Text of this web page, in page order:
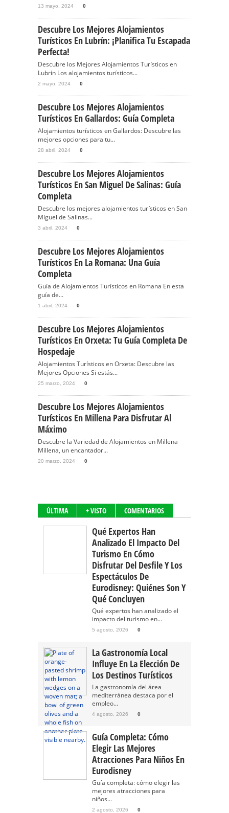
13 mayo, 2024 0
Descubre Los Mejores Alojamientos
Turísticos En Lubrín: ¡Planifica Tu Escapada
Perfecta!
Descubre los Mejores Alojamientos Turísticos en
Lubrín Los alojamientos turísticos...
2 mayo, 2024 0
Descubre Los Mejores Alojamientos
Turísticos En Gallardos: Guía Completa
Alojamientos turísticos en Gallardos: Descubre las
mejores opciones para tu...
28 abril, 2024 0
Descubre Los Mejores Alojamientos
Turísticos En San Miguel De Salinas: Guía
Completa
Descubre los mejores alojamientos turísticos en San
Miguel de Salinas...
3 abril, 2024 0
Descubre Los Mejores Alojamientos
Turísticos En La Romana: Una Guía
Completa
Guía de Alojamientos Turísticos en Romana En esta
guía de...
1 abril, 2024 0
Descubre Los Mejores Alojamientos
Turísticos En Orxeta: Tu Guía Completa De
Hospedaje
Alojamientos Turísticos en Orxeta: Descubre las
Mejores Opciones Si estás...
25 marzo, 2024 0
Descubre Los Mejores Alojamientos
Turísticos En Millena Para Disfrutar Al
Máximo
Descubre la Variedad de Alojamientos en Millena
Millena, un encantador...
20 marzo, 2024 0
ÚLTIMA + VISTO COMENTARIOS
Qué Expertos Han
Analizado El Impacto Del
Turismo En Cómo
Disfrutar Del Desfile Y Los
Espectáculos De
Eurodisney: Quiénes Son Y
Qué Concluyen
Qué expertos han analizado el
impacto del turismo en...
5 agosto, 2026 0
La Gastronomía Local
Influye En La Elección De
Los Destinos Turísticos
La gastronomía del área
mediterránea destaca por el
empleo...
4 agosto, 2026 0
Guía Completa: Cómo
Elegir Las Mejores
Atracciones Para Niños En
Eurodisney
Guía completa: cómo elegir las
mejores atracciones para
niños...
2 agosto, 2026 0